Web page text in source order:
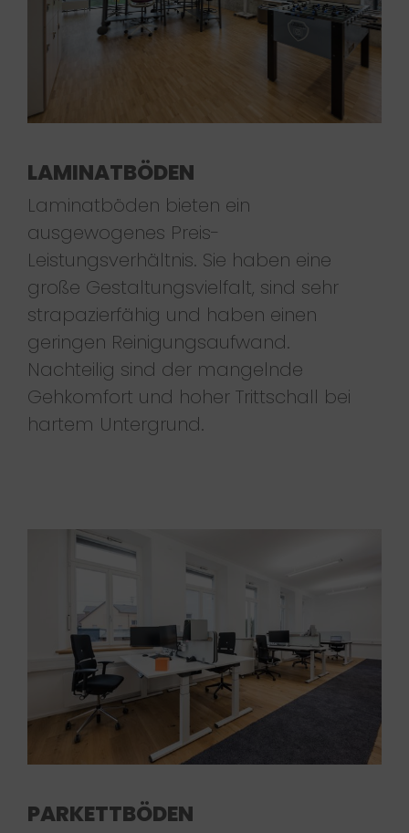
LAMINATBÖDEN
Laminatböden bieten ein
ausgewogenes Preis-
Leistungsverhältnis. Sie haben eine
große Gestaltungsvielfalt, sind sehr
strapazierfähig und haben einen
geringen Reinigungsaufwand.
Nachteilig sind der mangelnde
Gehkomfort und hoher Trittschall bei
hartem Untergrund.
PARKETTBÖDEN